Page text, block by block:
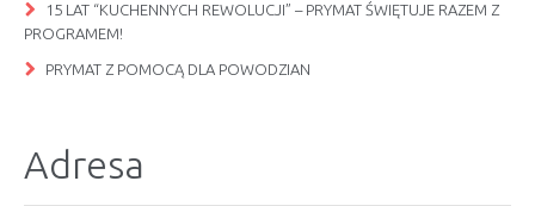
15 LAT “KUCHENNYCH REWOLUCJI” – PRYMAT ŚWIĘTUJE RAZEM Z
PROGRAMEM!
PRYMAT Z POMOCĄ DLA POWODZIAN
Adresa